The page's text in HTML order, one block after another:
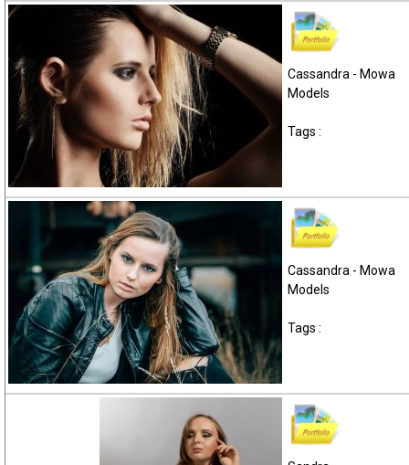
Cassandra - Mowa
Models
Tags :
Cassandra - Mowa
Models
Tags :